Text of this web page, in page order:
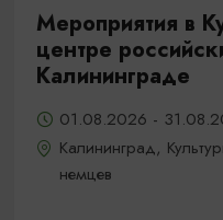
Мероприятия в
центре
Калининграде
01.08.2026 -
Калининград,
немцев